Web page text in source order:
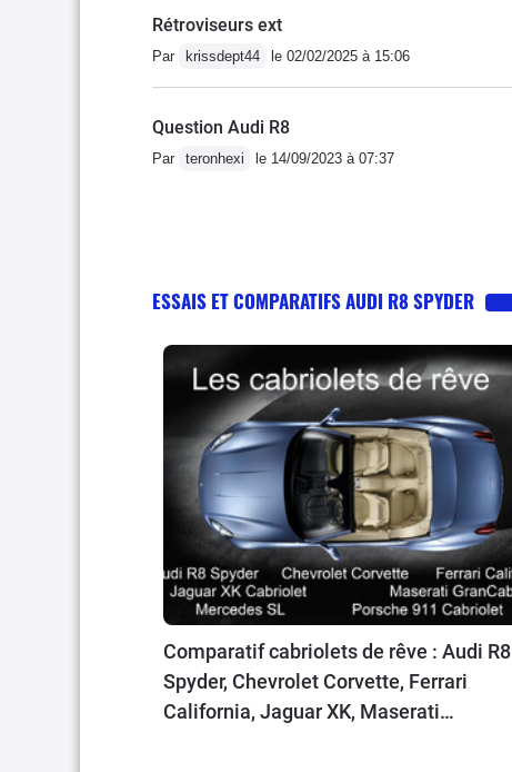
Rétroviseurs ext
Par krissdept44 le 02/02/2025 à 15:06
Question Audi R8
Par teronhexi le 14/09/2023 à 07:37
ESSAIS ET COMPARATIFS AUDI R8 SPYDER
Comparatif cabriolets de rêve : Audi R8
Spyder, Chevrolet Corvette, Ferrari
California, Jaguar XK, Maserati